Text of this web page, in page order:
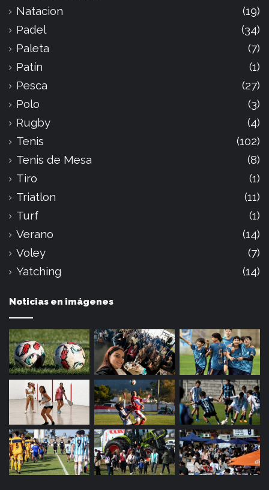
Natacion
(19)
Padel
(34)
Paleta
(7)
Patín
(1)
Pesca
(27)
Polo
(3)
Rugby
(4)
Tenis
(102)
Tenis de Mesa
(8)
Tiro
(1)
Triatlon
(11)
Turf
(1)
Verano
(14)
Voley
(7)
Yatching
(14)
Noticias en imágenes